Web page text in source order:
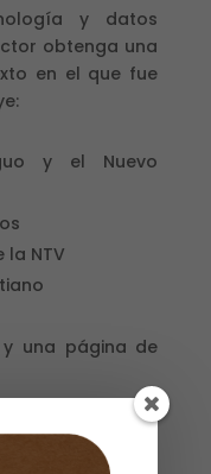
y datos
obtenga una
en el que fue
y el Nuevo
NTV
una página de